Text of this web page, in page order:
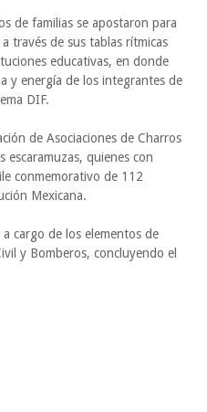
de familias se apostaron para
través de sus tablas rítmicas
educativas, en donde
y energía de los integrantes de
DIF.
de Asociaciones de Charros
escaramuzas, quienes con
conmemorativo de 112
Mexicana.
cargo de los elementos de
y Bomberos, concluyendo el